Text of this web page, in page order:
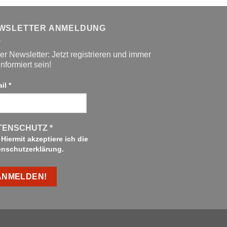
ANMELDUNG
Newsletter: Jetzt registrieren und immer
sein!
*
*
Hiermit akzeptiere ich die